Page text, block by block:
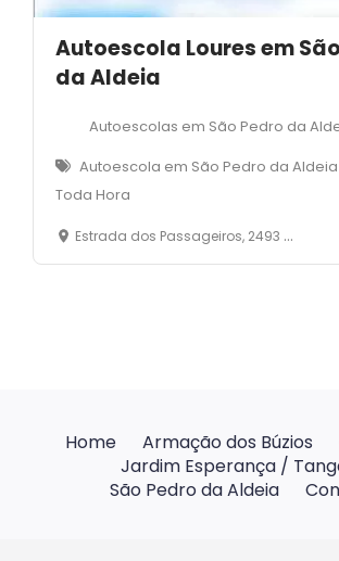
Autoescola Loures em
da Aldeia
Autoescolas em São Pedro da
Autoescola em São Pedro da Aldeia
Toda Hora
Estrada dos Passageiros, 2493 - São João - São Pedro da Aldeia - RJ
Home Armação dos Búzios
Jardim Esperança /
São Pedro da Aldeia